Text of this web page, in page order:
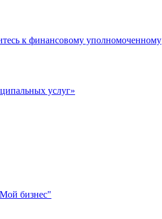
к финансовому уполномоченному
услуг»
бизнес"